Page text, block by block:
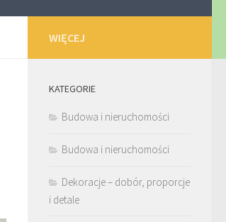
WIĘCEJ
KATEGORIE
Budowa i nieruchomości
Budowa i nieruchomości
Dekoracje – dobór, proporcje
i detale